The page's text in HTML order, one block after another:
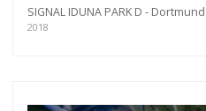
SIGNAL IDUNA PARK D - Dortmund
2018